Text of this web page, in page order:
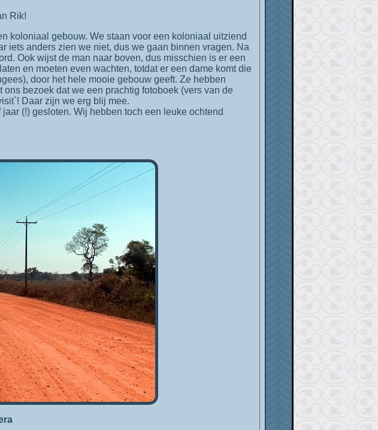
Rik!
iets anders zien we niet, dus we gaan binnen vragen. Na
Ook wijst de man naar boven, dus misschien is er een
en moeten even wachten, totdat er een dame komt die
door het hele mooie gebouw geeft. Ze hebben
bezoek dat we een prachtig fotoboek (vers van de
Daar zijn we erg blij mee.
(!) gesloten. Wij hebben toch een leuke ochtend